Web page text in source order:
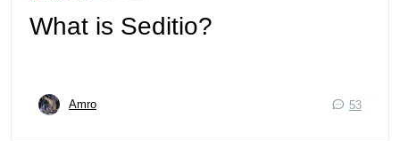
What is Seditio?
Amro 53